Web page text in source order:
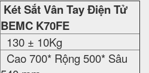
Két Sắt Vân Tay Điện Tử
BEMC K70FE
130 ± 10Kg
Cao 700* Rộng 500* Sâu